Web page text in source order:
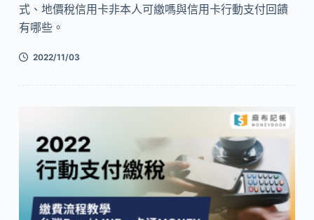
式、地價稅信用卡非本人可繳嗎與信用卡行動支付回饋
有哪些。
2022/11/03